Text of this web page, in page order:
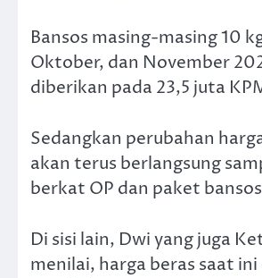
Bansos masing-masing 10
Oktober, dan November
diberikan pada 23,5 juta
Sedangkan perubahan
akan terus berlangsung
berkat OP dan paket
Di sisi lain, Dwi yang juga
menilai, harga beras saat